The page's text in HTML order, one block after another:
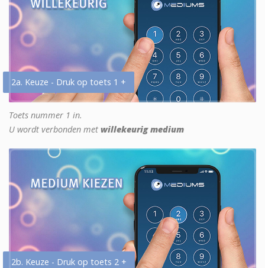
2a. Keuze - Druk op toets 1 +
Toets nummer 1 in.
U wordt verbonden met willekeurig medium
2b. Keuze - Druk op toets 2 +